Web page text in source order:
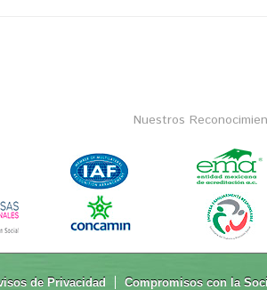
Nuestros
de Privacidad Compromisos con la